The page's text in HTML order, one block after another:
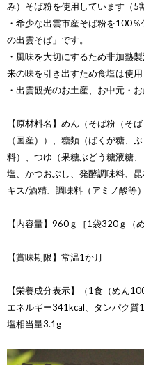
み）そば粉を使用しています（5
・希少な出雲市産そば粉を100
の出雲そば」です。
・風味を大切にするため非加熱
来の味を引き出すため食塩は使用
・出雲観光のお土産、お中元・
【原材料名】めん（そば粉（そ
（国産））、糖類（ばくが糖、
料）、つゆ（果糖ぶどう糖液糖
塩、かつおぶし、発酵調味料、
キス/酒精、調味料（アミノ酸等
【内容量】960ｇ［1袋320ｇ（
【賞味期限】常温1か月
【栄養成分表示】（1食（めん
エネルギー341kcal、タンパク
塩相当量3.1g